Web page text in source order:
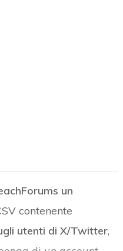
un
contenente
utenti di X/Twitter,